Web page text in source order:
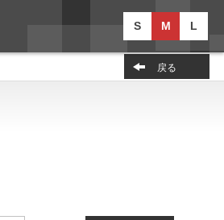
S M L
戻る